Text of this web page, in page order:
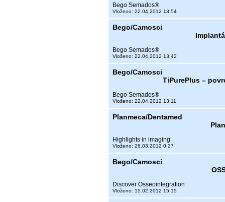
Bego Semados®
Vloženo: 22.04.2012 13:54
Bego/Camosci
Bego Semados®
Vloženo: 22.04.2012 13:42
Bego/Camosci
TiPurePlus –
Bego Semados®
Vloženo: 22.04.2012 13:11
Planmeca/Dentamed
Highlights in imaging
Vloženo: 28.03.2012 0:27
Bego/Camosci
Discover Osseointegration
Vloženo: 15.02.2012 15:15